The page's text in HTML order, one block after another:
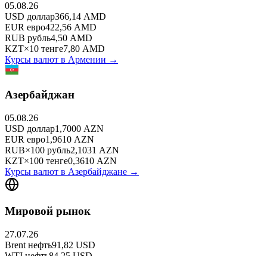
05.08.26
USD доллар366,14 AMD
EUR евро422,56 AMD
RUB рубль4,50 AMD
KZT×10 тенге7,80 AMD
Курсы валют в Армении →
Азербайджан
05.08.26
USD доллар1,7000 AZN
EUR евро1,9610 AZN
RUB×100 рубль2,1031 AZN
KZT×100 тенге0,3610 AZN
Курсы валют в Азербайджане →
Мировой рынок
27.07.26
Brent нефть91,82 USD